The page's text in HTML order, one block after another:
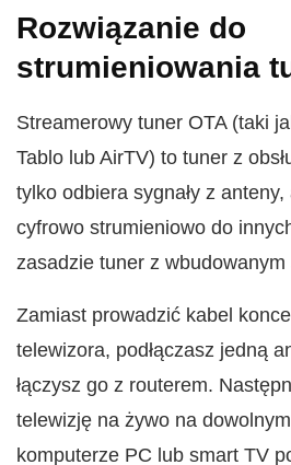
Rozwiązanie do
strumieniowania
Streamerowy tuner OTA (taki
Tablo lub AirTV) to tuner z
tylko odbiera sygnały z
cyfrowo strumieniowo do
zasadzie tuner z
Zamiast prowadzić kabel
telewizora, podłączasz jedną
łączysz go z routerem.
telewizję na żywo na
komputerze PC lub smart TV